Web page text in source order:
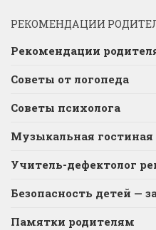
РЕКОМЕНДАЦИИ
Рекомендации
Советы от логопеда
Советы психолога
Музыкальная гостиная
Учитель-дефектолог
Безопасность детей —
Памятки родителям